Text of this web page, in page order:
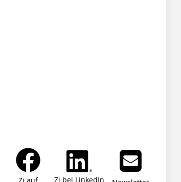
Zi bei LinkedIn